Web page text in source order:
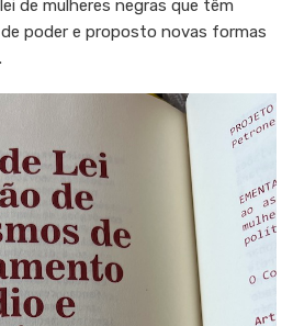
de mulheres negras que têm
poder e proposto novas formas